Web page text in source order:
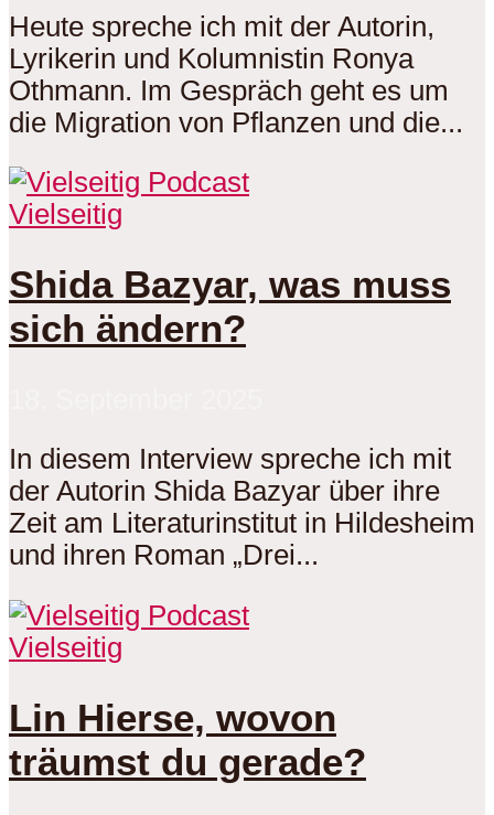
Heute spreche ich mit der Autorin,
Lyrikerin und Kolumnistin Ronya
Othmann. Im Gespräch geht es um
die Migration von Pflanzen und die...
Vielseitig
Shida Bazyar, was muss
sich ändern?
In diesem Interview spreche ich mit
der Autorin Shida Bazyar über ihre
Zeit am Literaturinstitut in Hildesheim
und ihren Roman „Drei...
Vielseitig
Lin Hierse, wovon
träumst du gerade?